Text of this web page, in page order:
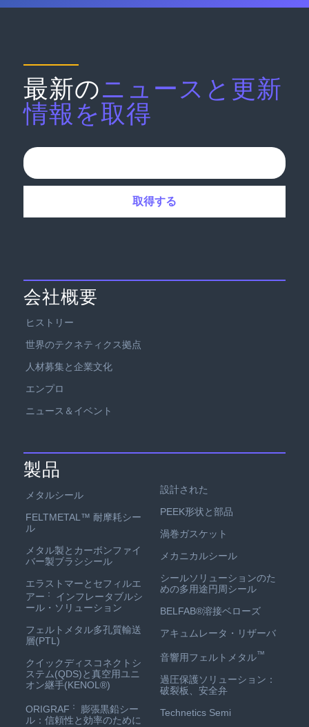
最新のニュースと更新
情報を取得
会社概要
ヒストリー
世界のテクネティクス拠点
人材募集と企業文化
エンプロ
ニュース＆イベント
製品
メタルシール
FELTMETAL™ 耐摩耗シー
ル
メタル製とカーボンファイ
バー製ブラシシール
エラストマーとセフィルエ
アー ：
インフレータブルシ
ール・ソリューション
フェルトメタル多孔質輸送
層(PTL)
クイックディスコネクトシ
ステム(QDS)と真空用ユニ
オン継手(KENOL®)
ORIGRAF ：
膨張黒鉛シー
ル：信頼性と効率のために
設計された
PEEK形状と部品
渦巻ガスケット
メカニカルシール
シールソリューションのた
めの多用途円周シール
BELFAB®溶接ベローズ
アキュムレータ・リザーバ
音響用フェルトメタル™
過圧保護ソリューション：
破裂板、安全弁
Technetics Semi